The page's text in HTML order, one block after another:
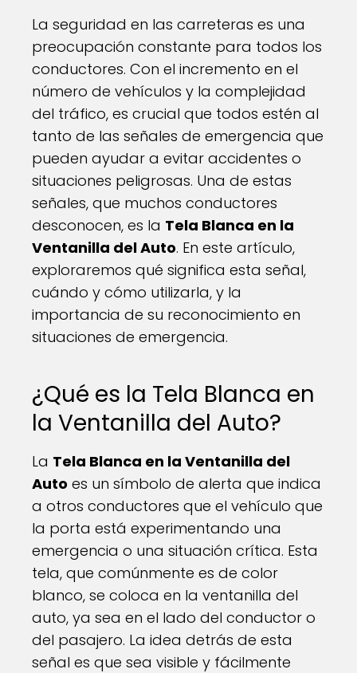
La seguridad en las carreteras es una
preocupación constante para todos los
conductores. Con el incremento en el
número de vehículos y la complejidad
del tráfico, es crucial que todos estén al
tanto de las señales de emergencia que
pueden ayudar a evitar accidentes o
situaciones peligrosas. Una de estas
señales, que muchos conductores
desconocen, es la Tela Blanca en la
Ventanilla del Auto. En este artículo,
exploraremos qué significa esta señal,
cuándo y cómo utilizarla, y la
importancia de su reconocimiento en
situaciones de emergencia.
¿Qué es la Tela Blanca en
la Ventanilla del Auto?
La Tela Blanca en la Ventanilla del
Auto es un símbolo de alerta que indica
a otros conductores que el vehículo que
la porta está experimentando una
emergencia o una situación crítica. Esta
tela, que comúnmente es de color
blanco, se coloca en la ventanilla del
auto, ya sea en el lado del conductor o
del pasajero. La idea detrás de esta
señal es que sea visible y fácilmente